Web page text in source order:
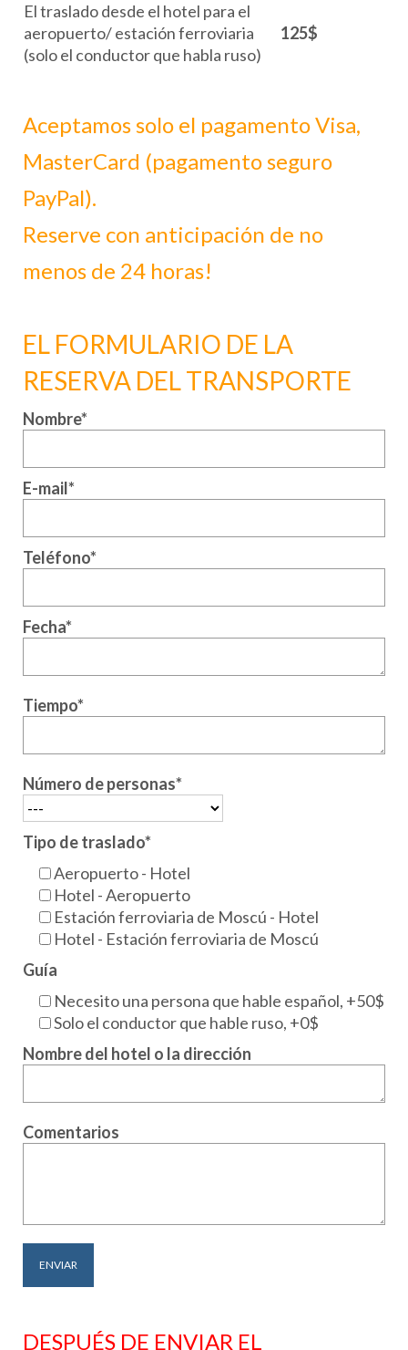
El traslado desde el hotel para el
aeropuerto/ estación ferroviaria
(solo el conductor que habla ruso)
125$
Aceptamos solo el pagamento Visa,
MasterCard (pagamento seguro
PayPal).
Reserve con anticipación de no
menos de 24 horas!
EL FORMULARIO DE LA
RESERVA DEL TRANSPORTE
Nombre*
E-mail*
Teléfono*
Fecha*
Tiempo*
Número de personas*
Tipo de traslado*
Aeropuerto - Hotel
Hotel - Aeropuerto
Estación ferroviaria de Moscú - Hotel
Hotel - Estación ferroviaria de Moscú
Guía
Necesito una persona que hable español, +50$
Solo el conductor que hable ruso, +0$
Nombre del hotel o la dirección
Comentarios
DESPUÉS DE ENVIAR EL